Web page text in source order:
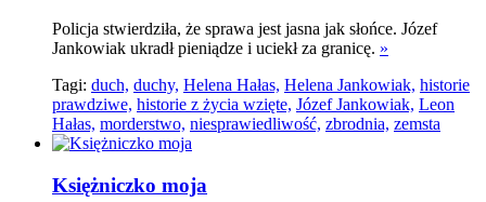
Policja stwierdziła, że sprawa jest jasna jak słońce. Józef
Jankowiak ukradł pieniądze i uciekł za granicę. »
Tagi: duch, duchy, Helena Hałas, Helena Jankowiak, historie
prawdziwe, historie z życia wzięte, Józef Jankowiak, Leon
Hałas, morderstwo, niesprawiedliwość, zbrodnia, zemsta
Księżniczko moja